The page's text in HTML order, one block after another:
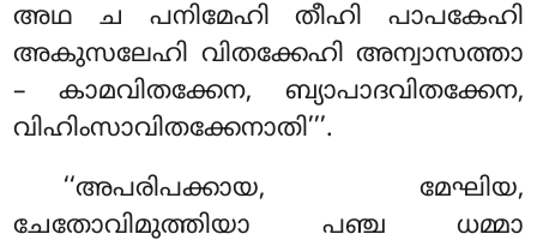
അഥ ച പനിമേഹിതീഹി പാപകേഹി
അകുസലേഹി വിതക്കേഹി അന്വാസത്താ
– കാമവിതക്കേന, ബ്യാപാദവിതക്കേന,
വിഹിംസാവിതക്കേനാതി’’’.
‘‘അപരിപക്കായ, മേഘിയ,
ചേതോവിമുത്തിയാ പഞ്ച ധമ്മാ